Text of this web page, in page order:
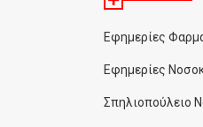
Εφημερίες
Εφημερίες
Σπηλιοπούλειο